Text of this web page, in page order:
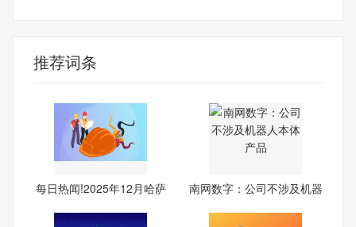
推荐词条
每日热闻!2025年12月哈萨
南网数字：公司不涉及机器